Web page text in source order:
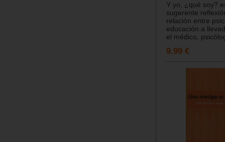
Y yo, ¿qué soy?
sugerente
relación entre
educación a
el médico,
9.99 €